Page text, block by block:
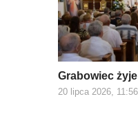
Grabowiec
20 lipca 2026, 11:56